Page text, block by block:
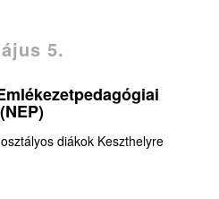
5.
diákok Keszthelyre